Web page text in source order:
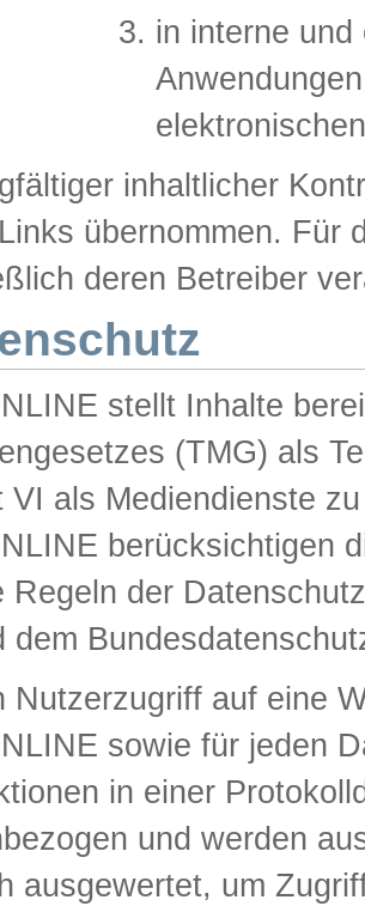
in interne
inhaltlicher
übernommen. Für
deren Betreiber
stellt Inhalte
(TMG) als
VI als Mediendienste
berücksichtigen
Regeln der
dem
Nutzerzugriff auf eine
sowie für jeden
in einer
und werden
ausgewertet, um